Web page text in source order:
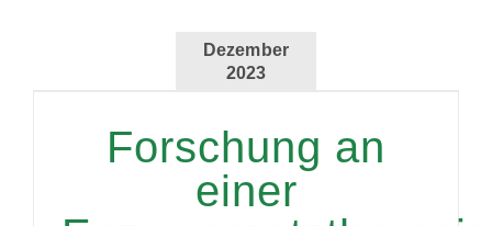
Dezember
2023
Forschung an
einer